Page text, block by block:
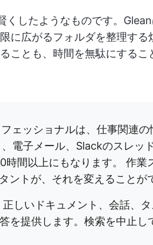
くしたようなものです。
に広がるフォルダを整理する
ことも、時間を無駄にするこ
ェッショナルは、仕事関連の
電子メール、Slackのスレッ
間以上にもなります。 作業
ントが、それを変えることが
しいドキュメント、会話、
を提供します。検索を中止し